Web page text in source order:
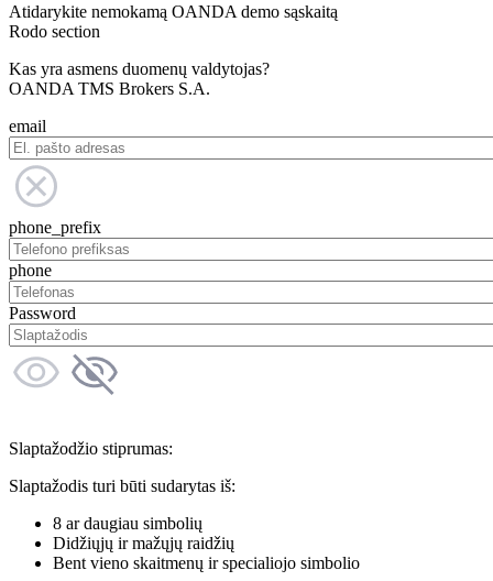
Atidarykite nemokamą OANDA demo sąskaitą
Rodo section
Kas yra asmens duomenų valdytojas?
OANDA TMS Brokers S.A.
email
phone_prefix
phone
Password
Slaptažodžio stiprumas:
Slaptažodis turi būti sudarytas iš:
8 ar daugiau simbolių
Didžiųjų ir mažųjų raidžių
Bent vieno skaitmenų ir specialiojo simbolio